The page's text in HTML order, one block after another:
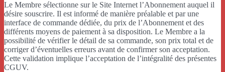
Le Membre sélectionne sur le Site Internet l’Abonnement auquel il
désire souscrire. Il est informé de manière préalable et par une
interface de commande dédiée, du prix de l’Abonnement et des
différents moyens de paiement à sa disposition. Le Membre a la
possibilité de vérifier le détail de sa commande, son prix total et de
corriger d’éventuelles erreurs avant de confirmer son acceptation.
Cette validation implique l’acceptation de l’intégralité des présentes
CGUV.